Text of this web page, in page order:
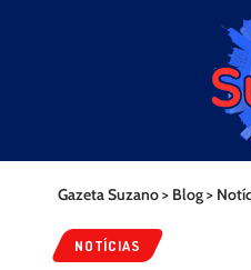
Gazeta Suzano> Blog>
NOTÍCIAS